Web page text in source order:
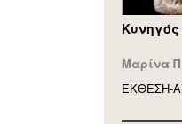
Κυνηγός
Μαρίνα
ΕΚΘΕΣΗ-